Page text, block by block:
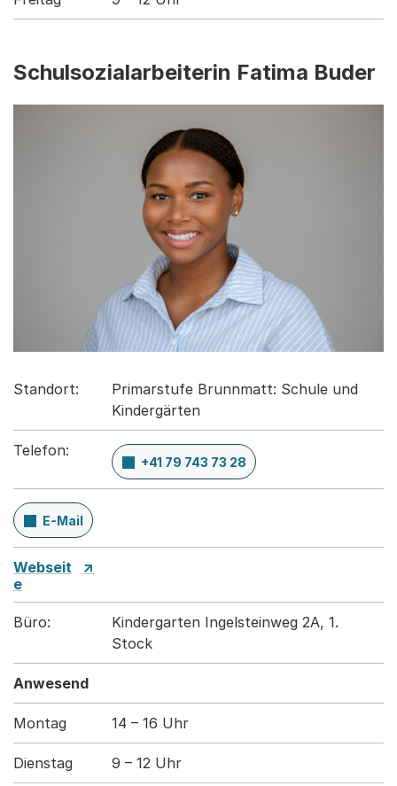
Schulsozialarbeiterin Fatima Buder
Standort:
Primarstufe Brunnmatt: Schule und
Kindergärten
Telefon:
+41 79 743 73 28
E-Mail
Webseit
e
Büro:
Kindergarten Ingelsteinweg 2A, 1.
Stock
Anwesend
Montag 14 – 16 Uhr
Dienstag 9 – 12 Uhr